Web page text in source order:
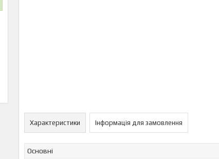
Характеристики Інформація для замовлення
Основні